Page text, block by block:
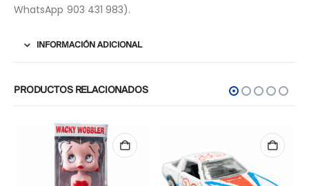
WhatsApp 903 431 983).
INFORMACIÓN ADICIONAL
PRODUCTOS RELACIONADOS